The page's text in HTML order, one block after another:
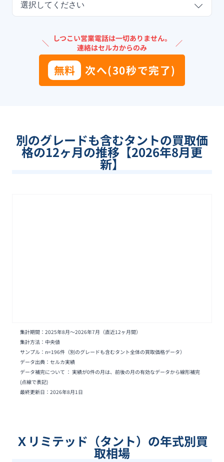
選択してください
＼ しつこい営業電話は一切ありません。
連絡はセルカからのみ
／
無料 次へ(30秒で完了)
別のグレードも含むタントの買取価
格の12ヶ月の推移【2026年8月更
新】
集計期間： 2025年8月〜2026年7月 （直近12ヶ月間）
集計方法：中央値
サンプル：n=196件 （別のグレードも含むタント全体の買取価格データ）
データ出典：セルカ実績
データ補完について ： 実績が0件の月は、前後の月の有効なデータから線形補完
(点線で表記)
最終更新日： 2026年8月1日
Ｘリミテッド（タント）の年式別買
取相場